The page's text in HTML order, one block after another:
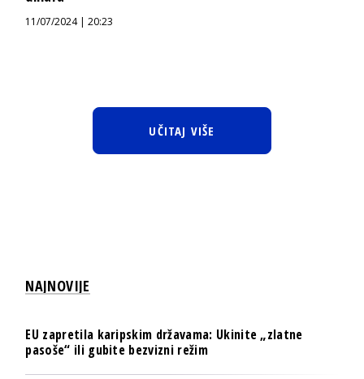
11/07/2024 | 20:23
UČITAJ VIŠE
NAJNOVIJE
EU zapretila karipskim državama: Ukinite „zlatne
pasoše“ ili gubite bezvizni režim